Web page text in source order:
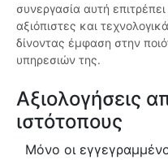
συνεργασία αυτή
αξιόπιστες και
δίνοντας έμφαση στην
υπηρεσιών της.
Αξιολογήσεις
ιστότοπους
Μόνο οι